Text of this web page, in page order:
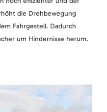
die Drehbewegung
Fahrgestell. Dadurch
um Hindernisse herum.